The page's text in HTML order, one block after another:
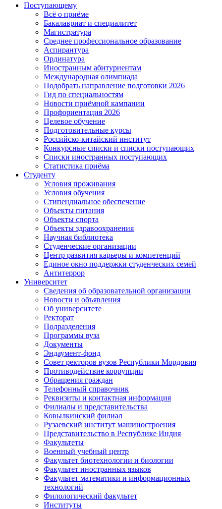
Поступающему
Всё о приёме
Бакалавриат и специалитет
Магистратура
Среднее профессиональное образование
Аспирантура
Ординатура
Иностранным абитуриентам
Международная олимпиада
Подобрать направление подготовки 2026
Гид по специальностям
Новости приёмной кампании
Профориентация 2026
Целевое обучение
Подготовительные курсы
Российско-китайский институт
Конкурсные списки и списки поступающих
Списки иностранных поступающих
Статистика приёма
Студенту
Условия проживания
Условия обучения
Стипендиальное обеспечение
Объекты питания
Объекты спорта
Объекты здравоохранения
Научная библиотека
Студенческие организации
Центр развития карьеры и компетенций
Единое окно поддержки студенческих семей
Антитеррор
Университет
Сведения об образовательной организации
Новости и объявления
Об университете
Ректорат
Подразделения
Программы вуза
Документы
Эндаумент-фонд
Совет ректоров вузов Республики Мордовия
Противодействие коррупции
Обращения граждан
Телефонный справочник
Реквизиты и контактная информация
Филиалы и представительства
Ковылкинский филиал
Рузаевский институт машиностроения
Представительство в Республике Индия
Факультеты
Военный учебный центр
Факультет биотехнологии и биологии
Факультет иностранных языков
Факультет математики и информационных
технологий
Филологический факультет
Институты